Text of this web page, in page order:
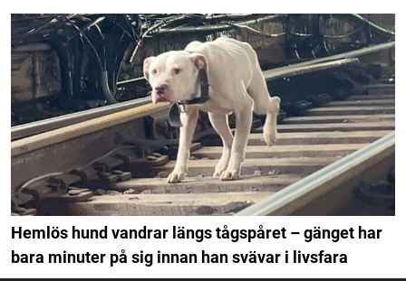
Hemlös hund vandrar längs tågspåret – gänget har
bara minuter på sig innan han svävar i livsfara